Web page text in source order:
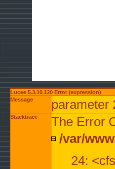
Lucee 5.3.10.120 Error (expression)
Message
parameter
Stacktrace
The Error
/var/
24: